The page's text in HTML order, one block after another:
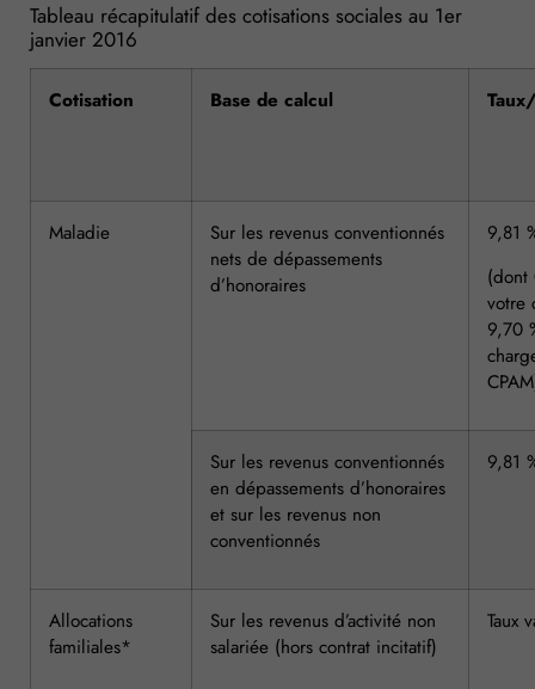
Tableau récapitulatif des cotisations sociales au 1er
janvier 2016
Cotisation Base de calcul
Maladie
Sur les revenus conventionnés
nets de dépassements
d’honoraires
9,81
(dont
votre
9,70
Sur les revenus conventionnés
en dépassements d’honoraires
et sur les revenus non
conventionnés
9,81
Allocations
familiales*
Sur les revenus d’activité non
salariée (hors contrat incitatif)
Taux